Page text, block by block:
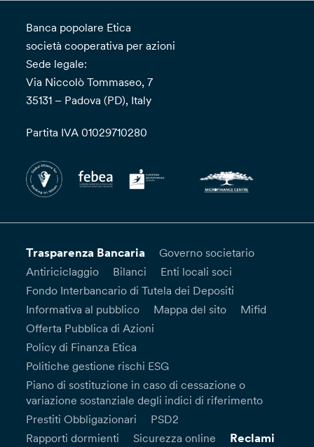
Banca popolare Etica
società cooperativa per azioni
Sede legale:
Via Niccolò Tommaseo, 7
35131 – Padova (PD), Italy
Partita IVA 01029710280
Trasparenza Bancaria
Governo societario
Antiriciclaggio
Bilanci
Enti locali soci
Fondo Interbancario di Tutela dei Depositi
Informativa al pubblico
Mappa del sito
Mifid
Offerta Pubblica di Azioni
Policy di Finanza Etica
Politiche gestione rischi ESG
Piano di sostituzione in caso di cessazione o
variazione sostanziale degli indici di riferimento
Prestiti Obbligazionari
PSD2
Rapporti dormienti
Sicurezza online Reclami